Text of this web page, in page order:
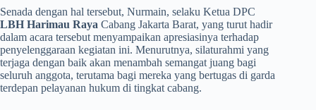
​Senada dengan hal tersebut, Nurmain, selaku Ketua DPC
LBH Harimau Raya Cabang Jakarta Barat, yang turut hadir
dalam acara tersebut menyampaikan apresiasinya terhadap
penyelenggaraan kegiatan ini. Menurutnya, silaturahmi yang
terjaga dengan baik akan menambah semangat juang bagi
seluruh anggota, terutama bagi mereka yang bertugas di garda
terdepan pelayanan hukum di tingkat cabang.